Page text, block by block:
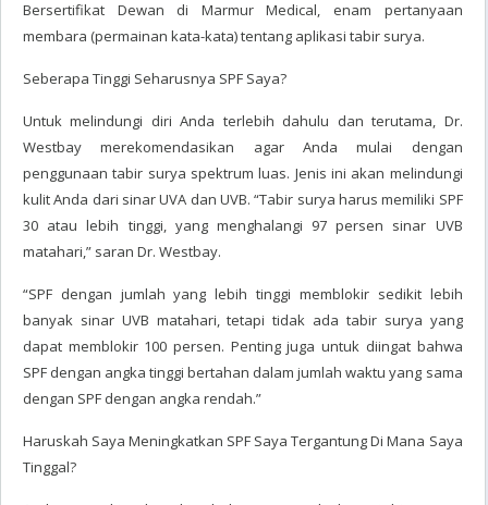
Bersertifikat Dewan di Marmur Medical, enam pertanyaan
membara (permainan kata-kata) tentang aplikasi tabir surya.
Seberapa Tinggi Seharusnya SPF Saya?
Untuk melindungi diri Anda terlebih dahulu dan terutama, Dr.
Westbay merekomendasikan agar Anda mulai dengan
penggunaan tabir surya spektrum luas. Jenis ini akan melindungi
kulit Anda dari sinar UVA dan UVB. “Tabir surya harus memiliki SPF
30 atau lebih tinggi, yang menghalangi 97 persen sinar UVB
matahari,” saran Dr. Westbay.
“SPF dengan jumlah yang lebih tinggi memblokir sedikit lebih
banyak sinar UVB matahari, tetapi tidak ada tabir surya yang
dapat memblokir 100 persen. Penting juga untuk diingat bahwa
SPF dengan angka tinggi bertahan dalam jumlah waktu yang sama
dengan SPF dengan angka rendah.”
Haruskah Saya Meningkatkan SPF Saya Tergantung Di Mana Saya
Tinggal?